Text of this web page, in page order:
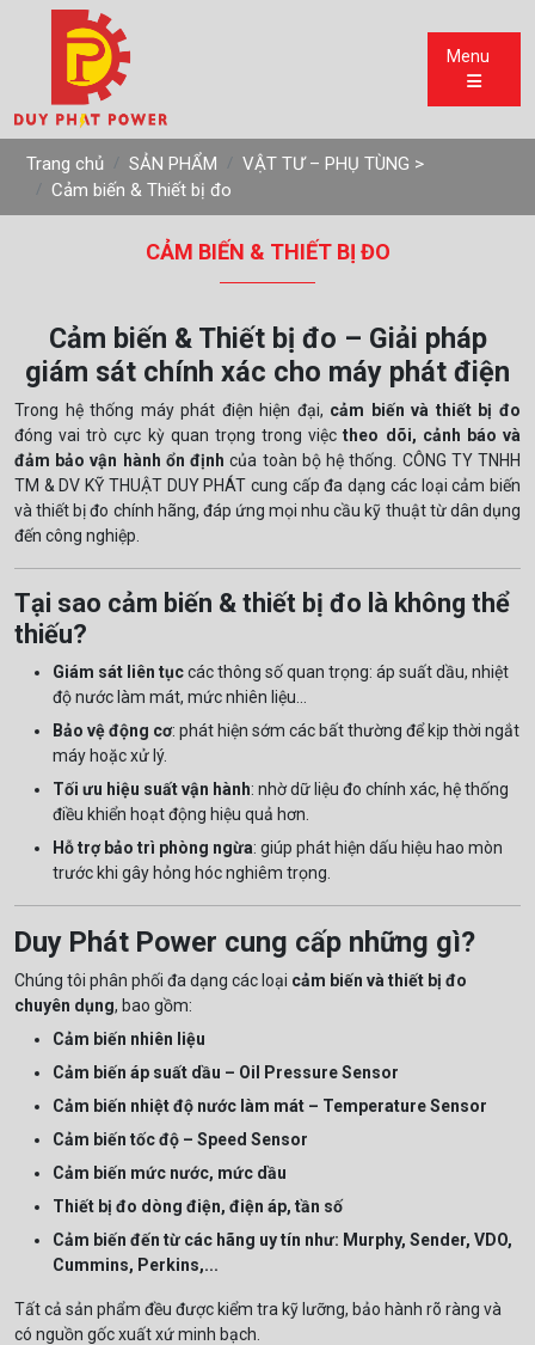
Menu
Trang chủ SẢN PHẨM
VẬT TƯ – PHỤ TÙNG >
Cảm biến & Thiết bị đo
CẢM BIẾN & THIẾT BỊ ĐO
Cảm biến & Thiết bị đo – Giải pháp
giám sát chính xác cho máy phát điện
Trong hệ thống máy phát điện hiện đại, cảm biến và thiết bị đo
đóng vai trò cực kỳ quan trọng trong việctheo dõi, cảnh báo và
đảm bảo vận hành ổn định của toàn bộ hệ thống. CÔNG TY TNHH
TM & DV KỸ THUẬT DUY PHÁT cung cấp đa dạng các loại cảm biến
và thiết bị đo chính hãng, đáp ứng mọi nhu cầu kỹ thuật từ dân dụng
đến công nghiệp.
Tại sao cảm biến & thiết bị đo là không thể
thiếu?
Giám sát liên tụccác thông số quan trọng: áp suất dầu, nhiệt
độ nước làm mát, mức nhiên liệu...
Bảo vệ động cơ: phát hiện sớm các bất thường để kịp thời ngắt
máy hoặc xử lý.
Tối ưu hiệu suất vận hành: nhờ dữ liệu đo chính xác, hệ thống
điều khiển hoạt động hiệu quả hơn.
Hỗ trợ bảo trì phòng ngừa: giúp phát hiện dấu hiệu hao mòn
trước khi gây hỏng hóc nghiêm trọng.
Duy Phát Power cung cấp những gì?
Chúng tôi phân phối đa dạng các loại cảm biến và thiết bị đo
chuyên dụng, bao gồm:
Cảm biến nhiên liệu
Cảm biến áp suất dầu – Oil Pressure Sensor
Cảm biến nhiệt độ nước làm mát – Temperature Sensor
Cảm biến tốc độ – Speed Sensor
Cảm biến mức nước, mức dầu
Thiết bị đo dòng điện, điện áp, tần số
Cảm biến đến từ các hãng uy tín như: Murphy, Sender, VDO,
Cummins, Perkins,...
Tất cả sản phẩm đều được kiểm tra kỹ lưỡng, bảo hành rõ ràng và
có nguồn gốc xuất xứ minh bạch.